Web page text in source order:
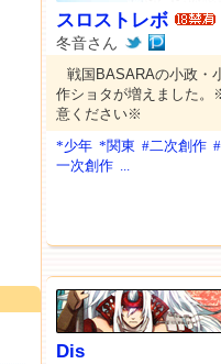
スロストレボ
冬音さん
戦国BASARAの小政・
作ショタが増えました
意ください※
*少年 *関東 #二次創作
一次創作 ...
Dis